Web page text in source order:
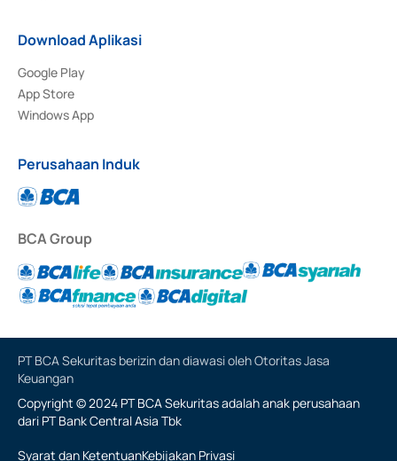
Download Aplikasi
Google Play
App Store
Windows App
Perusahaan Induk
BCA Group
PT BCA Sekuritas berizin dan diawasi oleh Otoritas Jasa
Keuangan
Copyright © 2024 PT BCA Sekuritas adalah anak perusahaan
dari PT Bank Central Asia Tbk
Syarat dan KetentuanKebijakan Privasi